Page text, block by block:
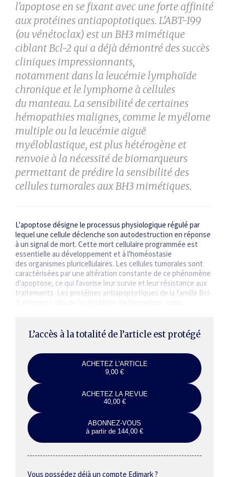
l'apoptose en se fixant avec une forte affinité
aux protéines antiapoptotiques. L'ABT-199
(ou vénétoclax) est un BH3 mimétique
ciblant Bcl-2 qui a déjà démontré des succès
cliniques impressionnants,
notamment dans la leucémie lymphoïde
chronique et le lymphome à cellules
du manteau. La sensibilité de certaines
hémopathies malignes, comme le myélome
multiple ou la leucémie aiguë
myéloblastique, est plus hétérogène et
renvoie à la nécessité de biomarqueurs
permettant de prédire la sensibilité des
cellules tumorales aux BH3 mimétiques.
L'apoptose désigne le processus physiologique régulé par
lequel une cellule déclenche son autodestruction en réponse
à un signal de mort. Cette mort cellulaire programmée est
essentielle au développement et à l'homéostasie
des organismes pluricellulaires. Les cellules tumorales sont
caractérisées par une altération constante de ce phénomène
d'apoptose, ce qui favorise leur survie et leur résistance aux
traitements. Les protéines antiapoptotiques de la famille Bcl-
L’accès à la totalité de l’article est protégé
ACHETEZ L'ARTICLE
9,00 €
ACHETEZ LA REVUE
40,00 €
ABONNEZ-VOUS
à partir de 144,00 €
Vous possédez déjà un compte Edimark ?